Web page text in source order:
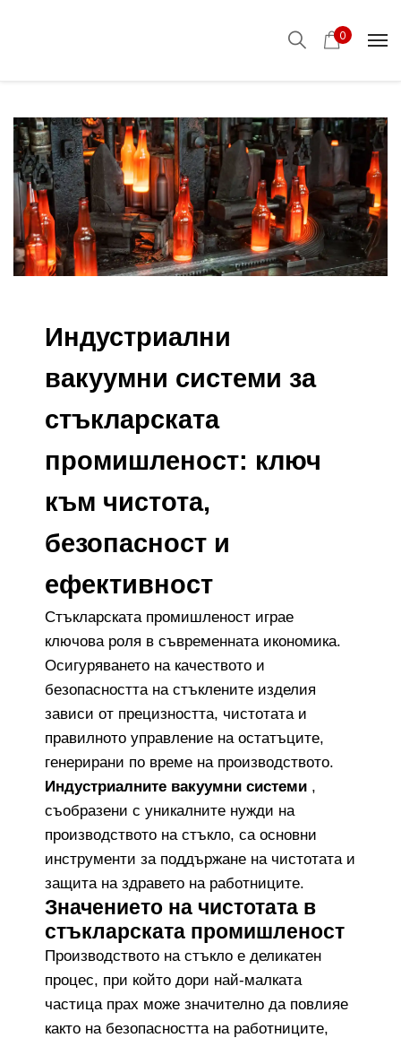
0
Индустриални
вакуумни системи за
стъкларската
промишленост: ключ
към чистота,
безопасност и
ефективност
Стъкларската промишленост играе
ключова роля в съвременната икономика.
Осигуряването на качеството и
безопасността на стъклените изделия
зависи от прецизността, чистотата и
правилното управление на остатъците,
генерирани по време на производството.
Индустриалните вакуумни системи ,
съобразени с уникалните нужди на
производството на стъкло, са основни
инструменти за поддържане на чистотата и
защита на здравето на работниците.
Значението на чистотата в
стъкларската промишленост
Производството на стъкло е деликатен
процес, при който дори най-малката
частица прах може значително да повлияе
както на безопасността на работниците,